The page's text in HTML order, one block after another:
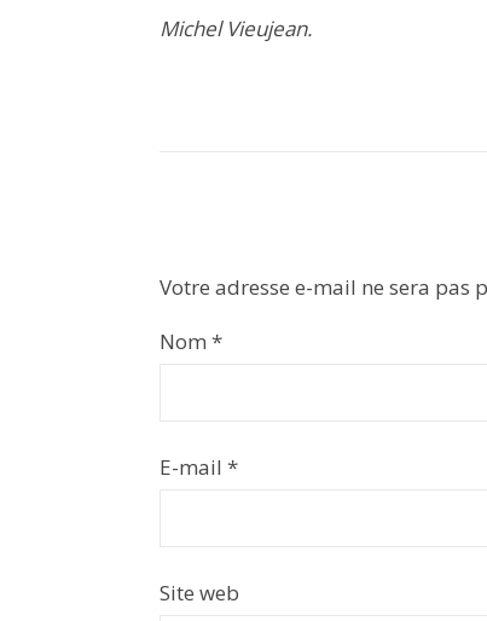
Michel Vieujean.
Votre adresse e-mail ne sera pas
Nom *
E-mail *
Site web